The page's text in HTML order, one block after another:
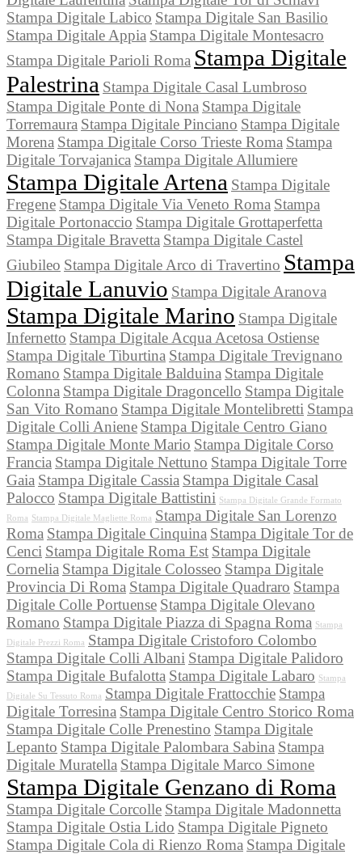
Stampa Digitale Labico Stampa Digitale San Basilio
Stampa Digitale Appia Stampa Digitale Montesacro
Stampa Digitale Parioli Roma Stampa Digitale
Palestrina Stampa Digitale Casal Lumbroso
Stampa Digitale Ponte di Nona Stampa Digitale
Torremaura Stampa Digitale Pinciano Stampa Digitale
Morena Stampa Digitale Corso Trieste Roma Stampa
Digitale Torvajanica Stampa Digitale Allumiere
Stampa Digitale Artena Stampa Digitale
Fregene Stampa Digitale Via Veneto Roma Stampa
Digitale Portonaccio Stampa Digitale Grottaperfetta
Stampa Digitale Bravetta Stampa Digitale Castel
Giubileo Stampa Digitale Arco di Travertino Stampa
Digitale Lanuvio Stampa Digitale Aranova
Stampa Digitale Marino Stampa Digitale
Infernetto Stampa Digitale Acqua Acetosa Ostiense
Stampa Digitale Tiburtina Stampa Digitale Trevignano
Romano Stampa Digitale Balduina Stampa Digitale
Colonna Stampa Digitale Dragoncello Stampa Digitale
San Vito Romano Stampa Digitale Montelibretti Stampa
Digitale Colli Aniene Stampa Digitale Centro Giano
Stampa Digitale Monte Mario Stampa Digitale Corso
Francia Stampa Digitale Nettuno Stampa Digitale Torre
Gaia Stampa Digitale Cassia Stampa Digitale Casal
Palocco Stampa Digitale Battistini Stampa Digitale Grande Formato
Roma Stampa Digitale Magliette Roma Stampa Digitale San Lorenzo
Roma Stampa Digitale Cinquina Stampa Digitale Tor de
Cenci Stampa Digitale Roma Est Stampa Digitale
Cornelia Stampa Digitale Colosseo Stampa Digitale
Provincia Di Roma Stampa Digitale Quadraro Stampa
Digitale Colle Portuense Stampa Digitale Olevano
Romano Stampa Digitale Piazza di Spagna Roma Stampa
Digitale Prezzi Roma Stampa Digitale Cristoforo Colombo
Stampa Digitale Colli Albani Stampa Digitale Palidoro
Stampa Digitale Bufalotta Stampa Digitale Labaro Stampa
Digitale Su Tessuto Roma Stampa Digitale Frattocchie Stampa
Digitale Torresina Stampa Digitale Centro Storico Roma
Stampa Digitale Colle Prenestino Stampa Digitale
Lepanto Stampa Digitale Palombara Sabina Stampa
Digitale Muratella Stampa Digitale Marco Simone
Stampa Digitale Genzano di Roma
Stampa Digitale Corcolle Stampa Digitale Madonnetta
Stampa Digitale Ostia Lido Stampa Digitale Pigneto
Stampa Digitale Cola di Rienzo Roma Stampa Digitale